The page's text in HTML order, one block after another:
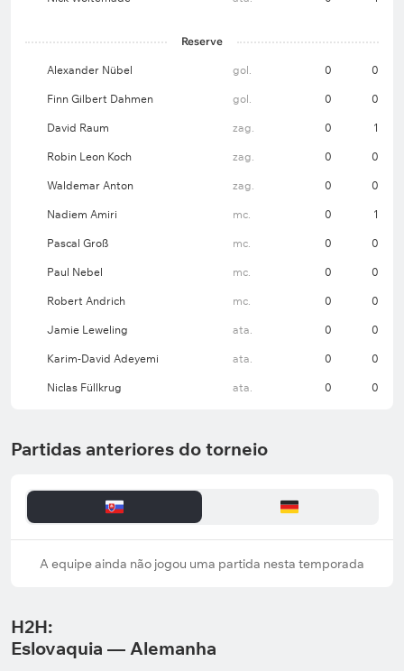
Reserve
Alexander Nübel gol. 0 0
Finn Gilbert Dahmen gol. 0 0
David Raum zag. 0 1
Robin Leon Koch zag. 0 0
Waldemar Anton zag. 0 0
Nadiem Amiri mc. 0 1
Pascal Groß mc. 0 0
Paul Nebel mc. 0 0
Robert Andrich mc. 0 0
Jamie Leweling ata. 0 0
Karim-David Adeyemi ata. 0 0
Niclas Füllkrug ata. 0 0
Partidas anteriores do torneio
A equipe ainda não jogou uma partida nesta temporada
H2H:
Eslovaquia — Alemanha